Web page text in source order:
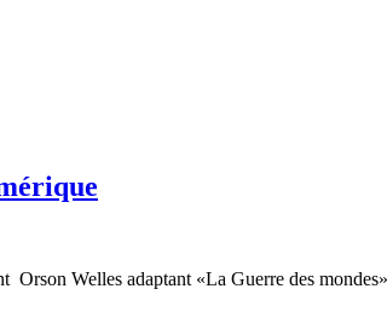
Orson Welles adaptant «La Guerre des